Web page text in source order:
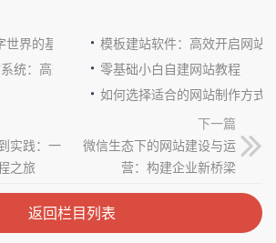
界的基石
模板建站软件：高效开启网站
统：高效与便捷的完美结合零基础小白自建网站教程
如何选择适合的网站制作方式
实践：一
之旅
下一篇
微信生态下的网站建设与运
营：构建企业新桥梁
返回栏目列表